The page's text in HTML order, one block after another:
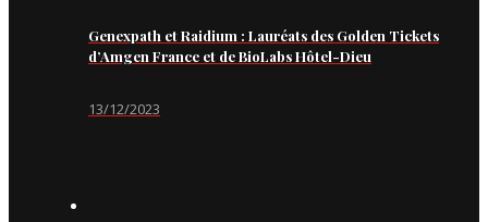
Genexpath et Raidium : Lauréats des Golden Tickets
d’Amgen France et de BioLabs Hôtel-Dieu
13/12/2023